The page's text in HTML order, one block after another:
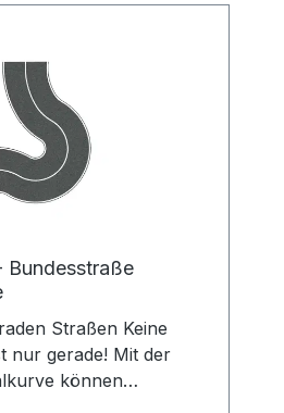
Bundesstraße
Straßen Keine
nur gerade! Mit der
können